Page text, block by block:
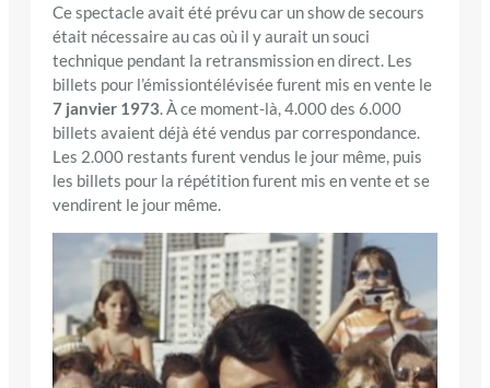
Ce spectacle avait été prévu car un show de secours
était nécessaire au cas où il y aurait un souci
technique pendant la retransmission en direct. Les
billets pour l’émissiontélévisée furent mis en vente le
7 janvier 1973. À ce moment-là, 4.000 des 6.000
billets avaient déjà été vendus par correspondance.
Les 2.000 restants furent vendus le jour même, puis
les billets pour la répétition furent mis en vente et se
vendirent le jour même.